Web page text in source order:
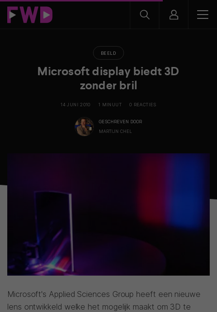
BEELD
Microsoft display biedt 3D
zonder bril
14 JUNI 2010 1 MINUUT 0 REACTIES
GESCHREVEN DOOR
MARTIJN CHEL
Microsoft's Applied Sciences Group heeft een nieuwe
lens ontwikkeld welke het mogelijk maakt om 3D te